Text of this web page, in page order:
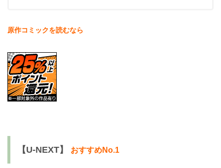
原作コミックを読むなら
【U-NEXT】 おすすめNo.1